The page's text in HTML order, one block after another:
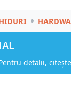
detalii, citește